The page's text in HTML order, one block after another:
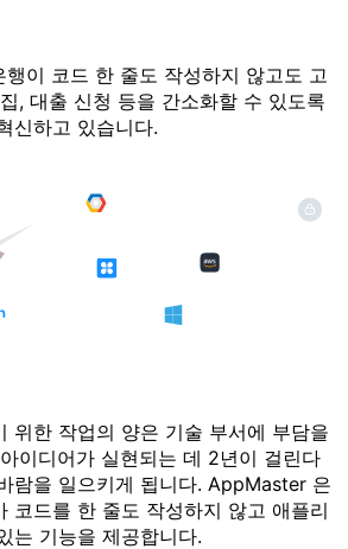
이 코드 한 줄도 작성하지 않고도 고
, 대출 신청 등을 간소화할 수 있도록
신하고 있습니다.
위한 작업의 양은 기술 부서에 부담을
이디어가 실현되는 데 2년이 걸린다
람을 일으키게 됩니다. AppMaster 은
코드를 한 줄도 작성하지 않고 애플리
는 기능을 제공합니다.